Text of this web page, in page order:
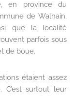
en province du
de Walhain,
que la localité
parfois sous
de boue.
étaient assez
C’est surtout leur